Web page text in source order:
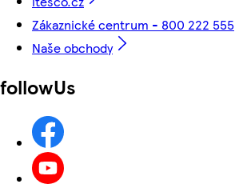
Zákaznické centrum - 800 222 555
Naše obchody
followUs